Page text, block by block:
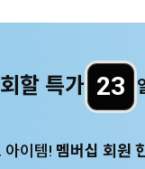
할 특가 23
아이템! 멤버십 회원